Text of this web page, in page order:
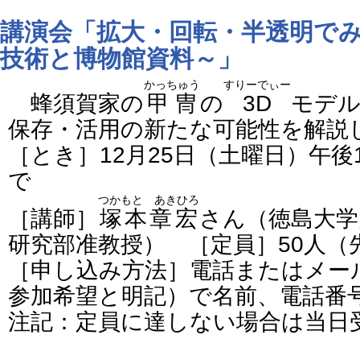
講演会「拡大・回転・半透明で
技術と博物館資料～」
蜂須賀家の 甲冑
かっちゅう
の 3D
すりーでぃー
モデ
保存・活用の新たな可能性を解説
［とき］12月25日（土曜日）午
で
［講師］ 塚本章宏
つかもと あきひろ
さん（徳島大
研究部准教授） ［定員］50人（
［申し込み方法］電話またはメ
参加希望と明記）で名前、電話
注記：定員に達しない場合は当日